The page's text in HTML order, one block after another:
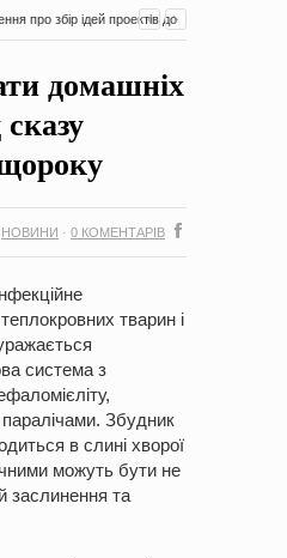
про збір ідей проектів до
Оголошення про збір ідей
домашніх
НОВИНИ · 0 КОМЕНТАРІВ
тварин і
система з
Збудник
в слині хворої
можуть бути не
заслинення та